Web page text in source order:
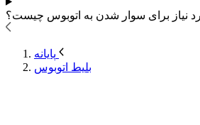
نیاز برای سوار شدن به اتوبوس چیست؟
بلیط اتوبوس